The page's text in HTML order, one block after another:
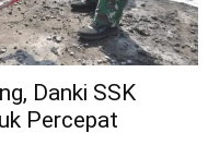
Danki SSK
Percepat